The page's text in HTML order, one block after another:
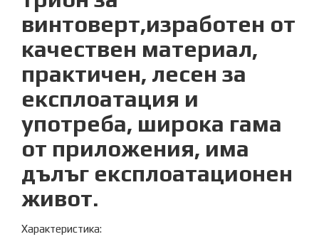
винтоверт,изработен от
качествен материал,
практичен, лесен за
експлоатация и
употреба, широка гама
от приложения, има
дълъг експлоатационен
живот.
Характеристика: